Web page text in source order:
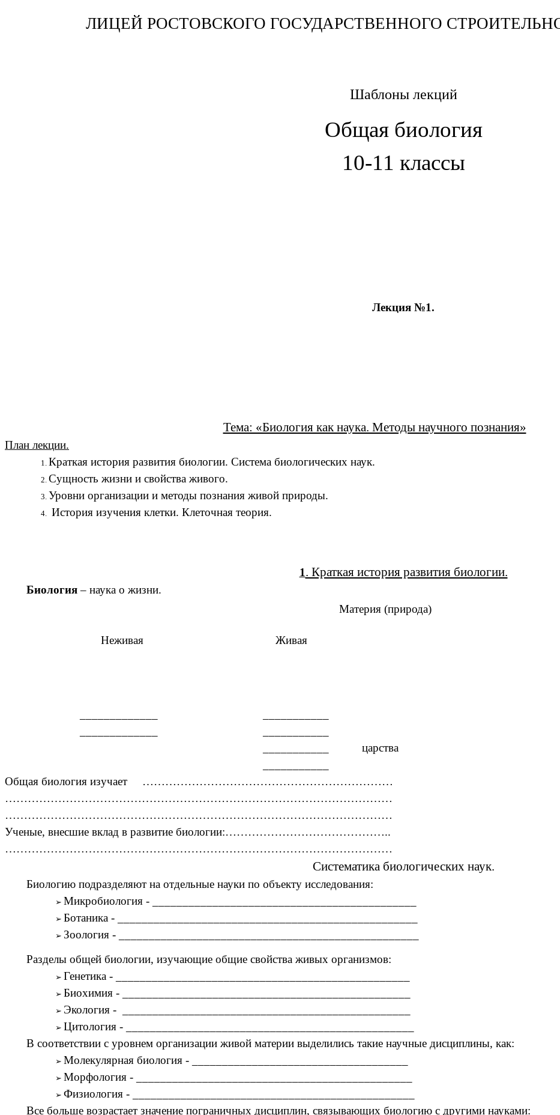
ЛИЦЕЙ РОСТОВСКОГО ГОСУДАРСТВЕННОГО
Шаблоны лекций
Общая биология
10-11 классы
Лекция №1.
Тема: «Биология как наука. Методы научного познания»
План лекции.
Краткая история развития биологии. Система биологических наук.
Сущность жизни и свойства живого.
Уровни организации и методы познания живой природы.
История изучения клетки. Клеточная теория.
1. Краткая история развития биологии.
Биология– наука о жизни.
Материя (природа)
Неживая Живая
___________ царства
Общая биология изучает …………………………………………………………
…………………………………………………………………………………………
…………………………………………………………………………………………
Ученые, внесшие вклад в развитие биологии:……………………………………..
…………………………………………………………………………………………
Систематика биологических наук.
Биологию подразделяют на отдельные науки по объекту исследования:
Микробиология - ____________________________________________
Ботаника - __________________________________________________
Зоология - __________________________________________________
Разделы общей биологии, изучающие общие свойства живых организмов:
Генетика - _________________________________________________
Биохимия - ________________________________________________
Экология - ________________________________________________
Цитология - ________________________________________________
В соответствии с уровнем организации живой материи выделились такие научные дисциплины, как:
Молекулярная биология - ____________________________________
Морфология - ______________________________________________
Физиология - _______________________________________________
Все больше возрастает значение пограничных дисциплин, связывающих биологию с другими науками: